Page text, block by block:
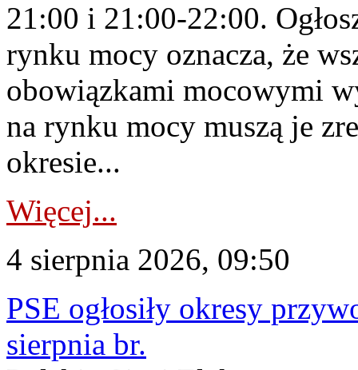
21:00 i 21:00-22:00.
rynku mocy oznacza, że
obowiązkami mocowymi
na rynku mocy muszą je
okresie...
Więcej...
4 sierpnia 2026, 09:50
PSE ogłosiły okresy
sierpnia br.